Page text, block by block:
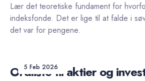
Lær det teoretiske fundament for
indeksfonde. Det er lige til at falde i
det var for pengene.
5 Feb 2026
Ordliste til aktier og